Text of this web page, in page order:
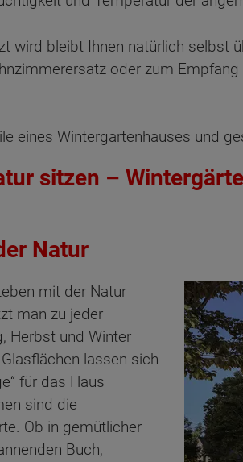
wird bleibt Ihnen natürlich selbst
oder zum
eines Wintergartenhauses und
sitzen –
Natur
mit der Natur
man zu jeder
Herbst und Winter
lassen sich
für das Haus
sind die
Ob in gemütlicher
Buch,